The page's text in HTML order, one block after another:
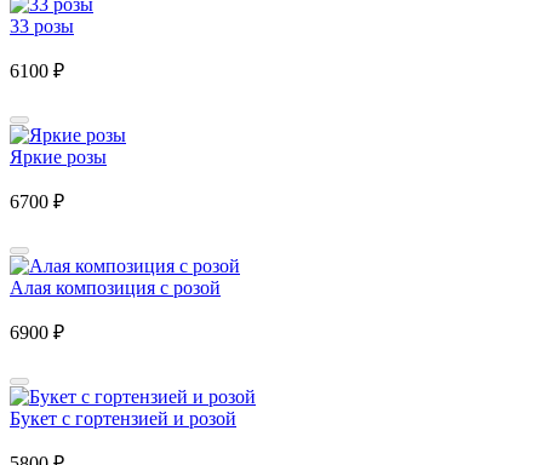
33 розы
6100 ₽
Яркие розы
6700 ₽
Алая композиция с розой
6900 ₽
Букет с гортензией и розой